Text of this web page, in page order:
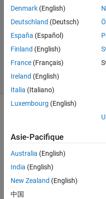
Mise
jour
20
Août
2021
(30 jours)
question
est
clôturée.
Rouvrir
pour
modifier
Denmark (English)
Deutschland (Deutsch)
España (Español)
Finland (English)
France (Français)
Ireland (English)
Italia (Italiano)
Luxembourg (English)
Asie-Pacifique
Australia (English)
India (English)
New Zealand (English)
中国